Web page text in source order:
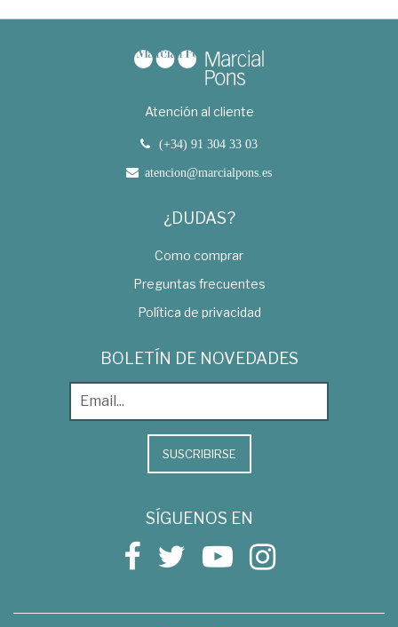
Atención al cliente
(+34) 91 304 33 03
atencion@marcialpons.es
¿DUDAS?
Como comprar
Preguntas frecuentes
Política de privacidad
BOLETÍN DE NOVEDADES
SUSCRIBIRSE
SÍGUENOS EN